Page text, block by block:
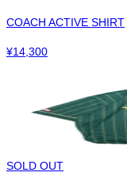
COACH ACTIVE SHIRT
¥14,300
SOLD OUT